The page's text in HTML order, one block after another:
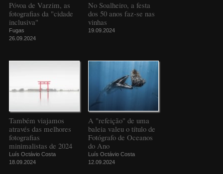
Póvoa de Varzim, as
fotografias da "cidade
inclusiva"
Fugas
26.09.2024
No Soalheiro, a festa
dos 50 anos faz-se nas
vinhas
19.09.2024
Também viajamos
através das melhores
fotografias
minimalistas de 2024
Luís Octávio Costa
18.09.2024
A "refeição" de uma
baleia valeu o título de
Fotógrafo de Oceanos
do Ano
Luís Octávio Costa
12.09.2024